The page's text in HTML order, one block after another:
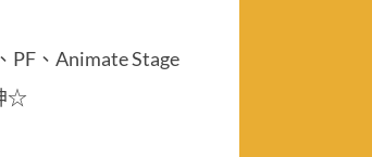
PF、Animate Stage
☆